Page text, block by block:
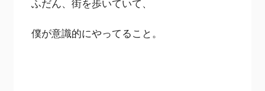
ふだん、街を歩いていて、
僕が意識的にやってること。